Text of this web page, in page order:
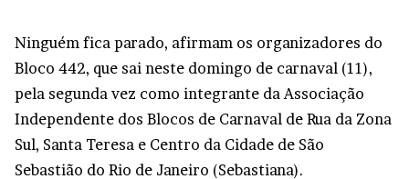
Ninguém fica parado, afirmam os organizadores do
Bloco 442, que sai neste domingo de carnaval (11),
pela segunda vez como integrante da Associação
Independente dos Blocos de Carnaval de Rua da Zona
Sul, Santa Teresa e Centro da Cidade de São
Sebastião do Rio de Janeiro (Sebastiana).